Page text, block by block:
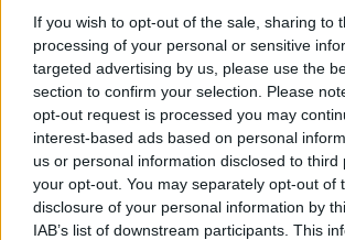
If you wish to opt-out of the sale, sharing to
processing of your personal or sensitive
targeted advertising by us, please use the
section to confirm your selection. Please
opt-out request is processed you may
interest-based ads based on personal
us or personal information disclosed to third
your opt-out. You may separately opt-out of
disclosure of your personal information by
IAB’s list of downstream participants. This
Η είσοδος για το κοινό και η
και των τεσσάρων ημερών του
έχει καθοριστεί στο ποσό των
παρακολούθηση της τελετής
γίνει αύριο Πέμπτη, 12 Νοεμβρίου
θα είναι δωρεάν (περιλαμβάνεται
εγχόρδων από κουαρτέτο που
ευγενώς απο τον Δήμο Αθηναίων).